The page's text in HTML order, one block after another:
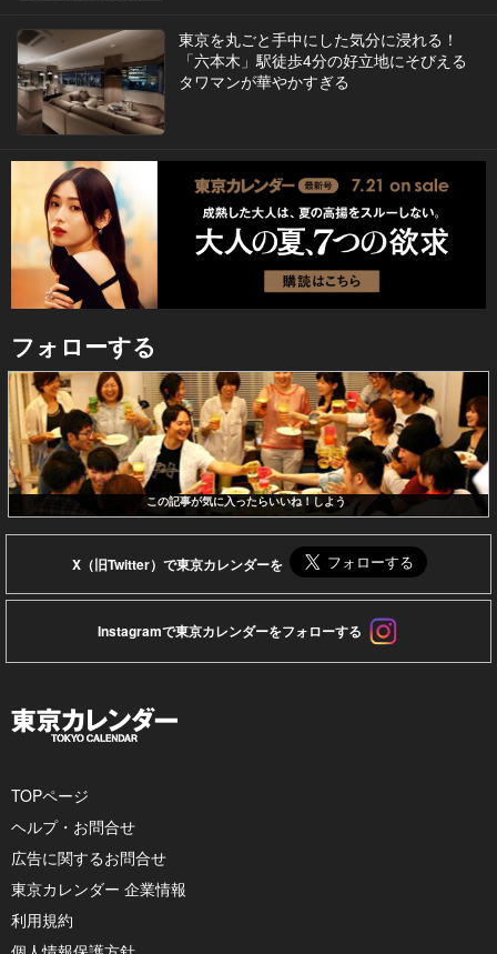
東京を丸ごと手中にした気分に浸れる！
「六本木」駅徒歩4分の好立地にそびえる
タワマンが華やかすぎる
フォローする
この記事が気に入ったらいいね！しよう
X（旧Twitter）で東京カレンダーを
Instagramで東京カレンダーをフォローする
TOPページ
ヘルプ・お問合せ
広告に関するお問合せ
東京カレンダー 企業情報
利用規約